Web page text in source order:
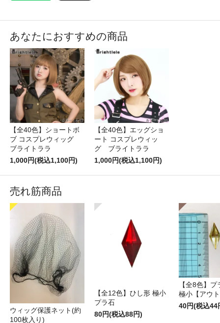
あなたにおすすめの商品
【全40色】ショートボ
ブ コスプレウィッグ
ブライトララ
1,000円(税込1,100円)
【全40色】エッグショ
ート コスプレウィッ
グ ブライトララ
1,000円(税込1,100円)
売れ筋商品
ウィッグ保護ネット(約
100枚入り)
【全12色】ひし形 極小
プラ石
80円(税込88円)
【全8色】
極小【アウ
40円(税込44